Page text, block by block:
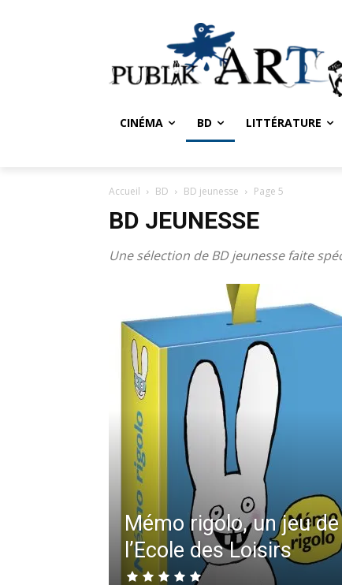
CINÉMA BD LITTÉRATURE
Accueil BD BD jeunesse Page 5
BD JEUNESSE
Une sélection de BD jeunesse faite
Mémo rigolo, un jeu
l’Ecole des Loisirs